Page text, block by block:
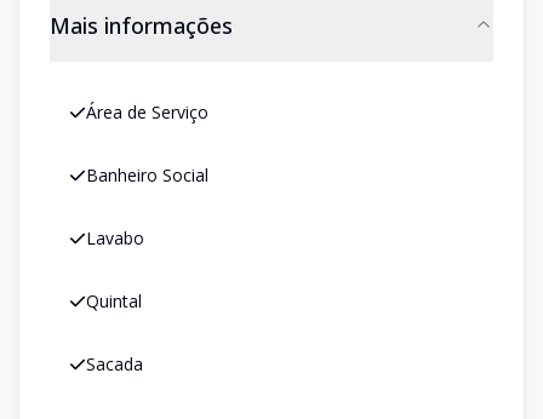
Mais informações
Área de Serviço
Banheiro Social
Lavabo
Quintal
Sacada